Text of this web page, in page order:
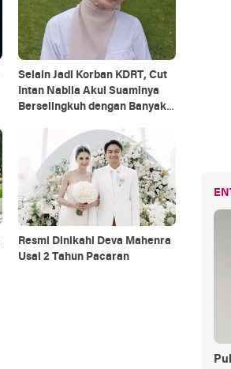
Selain Jadi Korban KDRT, Cut
Intan Nabila Akui Suaminya
Berselingkuh dengan Banyak
Resmi Dinikahi Deva Mahenra
Usai 2 Tahun Pacaran